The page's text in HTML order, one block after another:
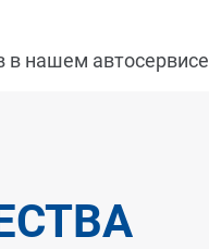
в нашем автосервисе